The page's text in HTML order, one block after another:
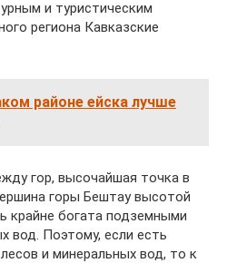
и туристическим
региона Кавказские
районе ейска лучше
гор, высочайшая точка в
горы Бештау высотой
крайне богата подземными
вод. Поэтому, если есть
и минеральных вод, то к